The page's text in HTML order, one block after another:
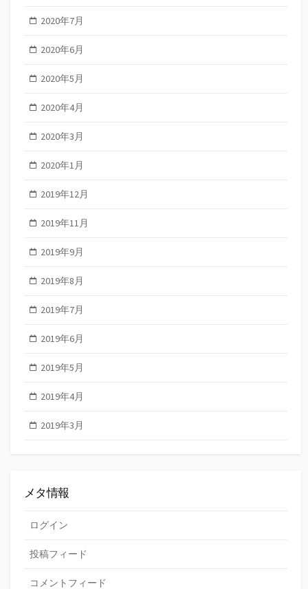
2020年7月
2020年6月
2020年5月
2020年4月
2020年3月
2020年1月
2019年12月
2019年11月
2019年9月
2019年8月
2019年7月
2019年6月
2019年5月
2019年4月
2019年3月
メタ情報
ログイン
投稿フィード
コメントフィード